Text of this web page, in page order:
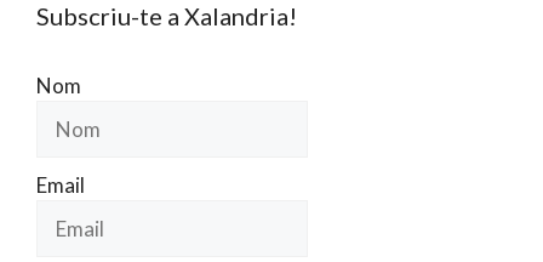
Subscriu-te a Xalandria!
Nom
Email